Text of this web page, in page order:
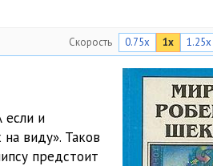
Скорость 0.75x 1x 1.25x
если и
виду». Таков
предстоит